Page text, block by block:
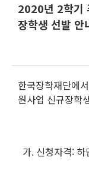
2020년 2학기
장학생 선발 안
한국장학재단에
원사업 신규장학
가. 신청자격: